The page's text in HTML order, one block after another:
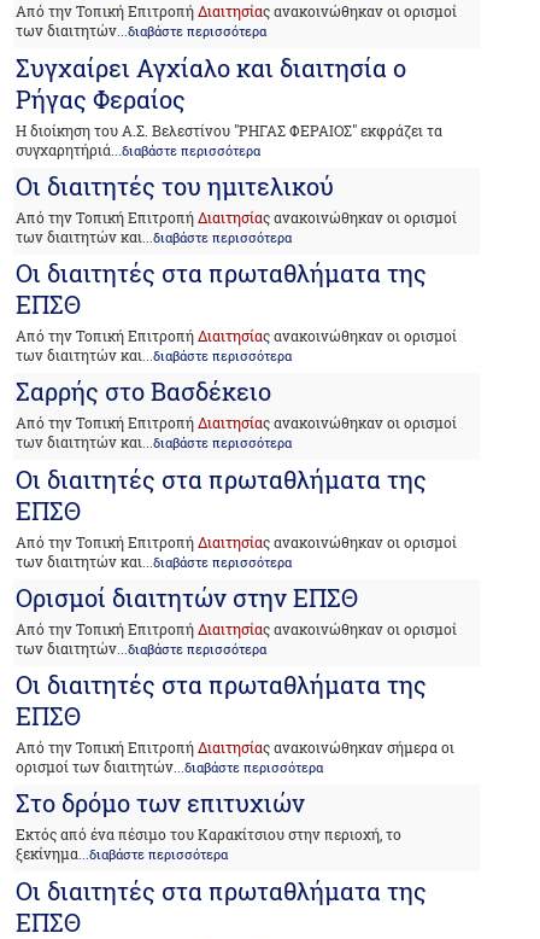
Από την Τοπική ΕπιτροπήΔιαιτησίας ανακοινώθηκαν οι ορισμοί
των διαιτητών...διαβάστε περισσότερα
Συγχαίρει Αγχίαλο και διαιτησία ο
Ρήγας Φεραίος
Η διοίκηση του Α.Σ. Βελεστίνου "ΡΗΓΑΣ ΦΕΡΑΙΟΣ" εκφράζει τα
συγχαρητήριά ...διαβάστε περισσότερα
Οι διαιτητές του ημιτελικού
Από την Τοπική ΕπιτροπήΔιαιτησίας ανακοινώθηκαν οι ορισμοί
των διαιτητών και...διαβάστε περισσότερα
Οι διαιτητές στα πρωταθλήματα της
ΕΠΣΘ
Από την Τοπική ΕπιτροπήΔιαιτησίας ανακοινώθηκαν οι ορισμοί
των διαιτητών και...διαβάστε περισσότερα
Σαρρής στο Βασδέκειο
Από την Τοπική ΕπιτροπήΔιαιτησίας ανακοινώθηκαν οι ορισμοί
των διαιτητών και...διαβάστε περισσότερα
Οι διαιτητές στα πρωταθλήματα της
ΕΠΣΘ
Από την Τοπική ΕπιτροπήΔιαιτησίας ανακοινώθηκαν οι ορισμοί
των διαιτητών και ...διαβάστε περισσότερα
Ορισμοί διαιτητών στην ΕΠΣΘ
Από την Τοπική ΕπιτροπήΔιαιτησίας ανακοινώθηκαν οι ορισμοί
των διαιτητών...διαβάστε περισσότερα
Οι διαιτητές στα πρωταθλήματα της
ΕΠΣΘ
Από την Τοπική ΕπιτροπήΔιαιτησίας ανακοινώθηκαν σήμερα οι
ορισμοί των διαιτητών...διαβάστε περισσότερα
Στο δρόμο των επιτυχιών
Εκτός από ένα πέσιμο του Καρακίτσιου στην περιοχή, το
ξεκίνημα...διαβάστε περισσότερα
Οι διαιτητές στα πρωταθλήματα της
ΕΠΣΘ